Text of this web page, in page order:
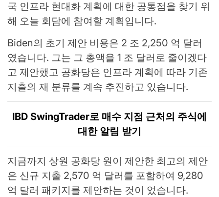
국 인프라 현대화 계획에 대한 공통점을 찾기 위
해 오늘 회담에 참여할 계획입니다.
Biden의 초기 제안 비용은 2 조 2,250 억 달러
였습니다. 그는 그 총액을 1 조 달러로 줄이겠다
고 제안했고 공화당은 인프라 계획에 따라 기존
지출의 재 분류를 계속 추진하고 있습니다.
IBD SwingTrader로 매수 지점 근처의 주식에
대한 알림 받기
지금까지 상원 공화당 원이 제안한 최고의 제안
은 신규 지출 2,570 억 달러를 포함하여 9,280
억 달러 패키지를 제안하는 것이 었습니다.